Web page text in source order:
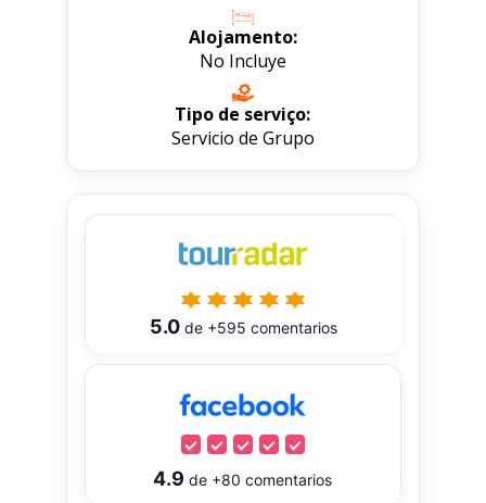
Alojamento:
No Incluye
Tipo de serviço:
Servicio de Grupo
5.0de +595 comentarios
4.9 de +80 comentarios